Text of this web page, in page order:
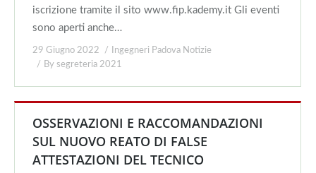
iscrizione tramite il sito www.fip.kademy.it Gli eventi
sono aperti anche…
29 Giugno 2022
Ingegneri Padova Notizie
By segreteria 2021
OSSERVAZIONI E RACCOMANDAZIONI
SUL NUOVO REATO DI FALSE
ATTESTAZIONI DEL TECNICO